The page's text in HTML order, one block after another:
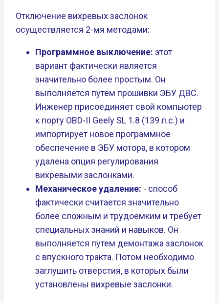
Отключение вихревых заслонок
осуществляется 2-мя методами:
Программное выключение: этот
вариант фактически является
значительно более простым. Он
выполняется путем прошивки ЭБУ ДВС.
Инженер присоединяет свой компьютер
к порту OBD-II Geely SL 1.8 (139 л.с.) и
импортирует новое программное
обеспечение в ЭБУ мотора, в котором
удалена опция регулирования
вихревыми заслонками.
Механическое удаление: - способ
фактически считается значительно
более сложным и трудоемким и требует
специальных знаний и навыков. Он
выполняется путем демонтажа заслонок
с впускного тракта. Потом необходимо
заглушить отверстия, в которых были
установлены вихревые заслонки.